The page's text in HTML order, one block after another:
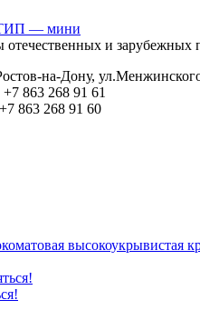
отечественных и
на-Дону,
863 268 91 61
863 268 91 60
высокоукрывистая